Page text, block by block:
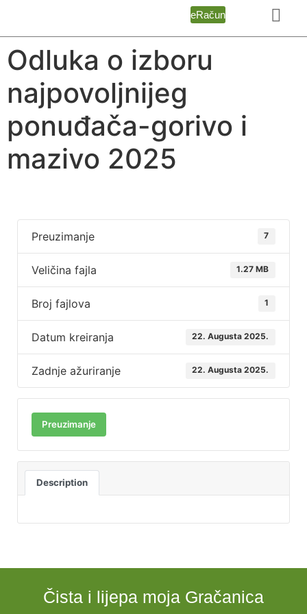
eRačun
Odluka o izboru
najpovoljnijeg
ponuđača-gorivo i
mazivo 2025
Preuzimanje 7
Veličina fajla 1.27 MB
Broj fajlova 1
Datum kreiranja 22. Augusta 2025.
Zadnje ažuriranje 22. Augusta 2025.
Preuzimanje
Description
Čista i lijepa moja Gračanica